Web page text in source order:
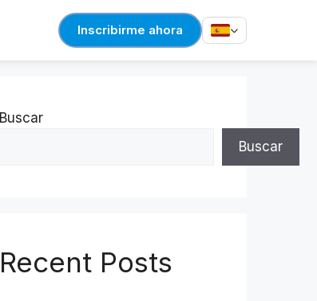
Inscribirme ahora
Buscar
Buscar
Recent Posts